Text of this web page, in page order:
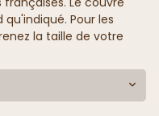
Pour les
la taille de votre